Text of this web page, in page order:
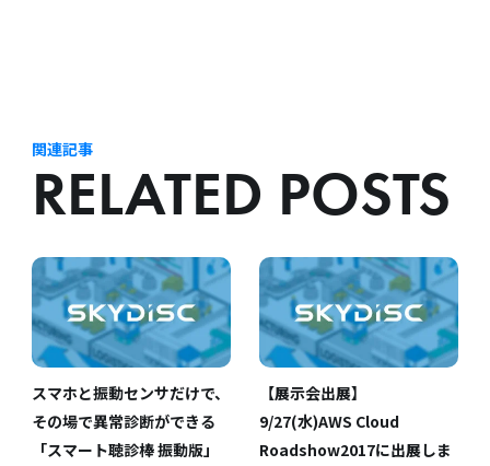
関連記事
RELATED POSTS
スマホと振動センサだけで、
その場で異常診断ができる
「スマート聴診棒 振動版」
【展示会出展】
9/27(水)AWS Cloud
Roadshow2017に出展しま